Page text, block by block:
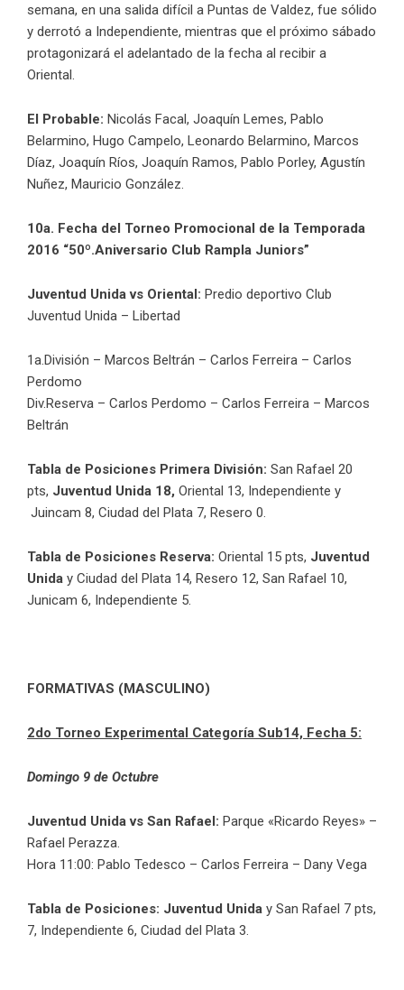
semana, en una salida difícil a Puntas de Valdez, fue sólido
y derrotó a Independiente, mientras que el próximo sábado
protagonizará el adelantado de la fecha al recibir a
Oriental.
El Probable: Nicolás Facal, Joaquín Lemes, Pablo
Belarmino, Hugo Campelo, Leonardo Belarmino, Marcos
Díaz, Joaquín Ríos, Joaquín Ramos, Pablo Porley, Agustín
Nuñez, Mauricio González.
10a. Fecha del Torneo Promocional de la Temporada
2016 “50º.Aniversario Club Rampla Juniors”
Juventud Unida vs Oriental: Predio deportivo Club
Juventud Unida – Libertad
1a.División – Marcos Beltrán – Carlos Ferreira – Carlos
Perdomo
Div.Reserva – Carlos Perdomo – Carlos Ferreira – Marcos
Beltrán
Tabla de Posiciones Primera División: San Rafael 20
pts, Juventud Unida 18, Oriental 13, Independiente y
Juincam 8, Ciudad del Plata 7, Resero 0.
Tabla de Posiciones Reserva: Oriental 15 pts, Juventud
Unida y Ciudad del Plata 14, Resero 12, San Rafael 10,
Junicam 6, Independiente 5.
FORMATIVAS (MASCULINO)
2do Torneo Experimental Categoría Sub14, Fecha 5:
Domingo 9 de Octubre
Juventud Unida vs San Rafael: Parque «Ricardo Reyes» –
Rafael Perazza.
Hora 11:00: Pablo Tedesco – Carlos Ferreira – Dany Vega
Tabla de Posiciones: Juventud Unida y San Rafael 7 pts,
7, Independiente 6, Ciudad del Plata 3.